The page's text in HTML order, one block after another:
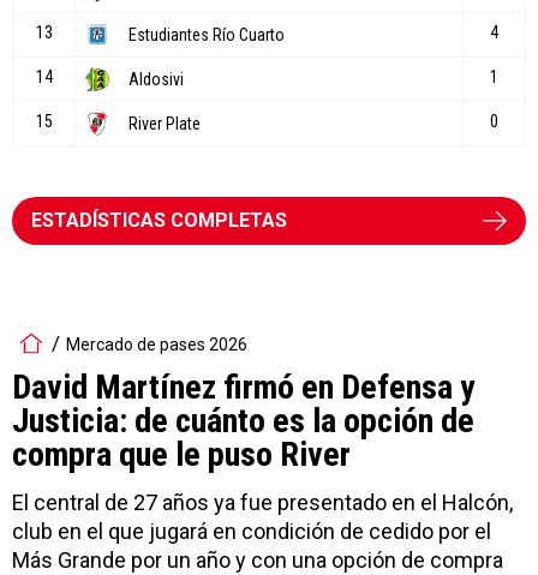
ESTADÍSTICAS COMPLETAS
Mercado de pases 2026
David Martínez firmó en Defensa y
Justicia: de cuánto es la opción de
compra que le puso River
El central de 27 años ya fue presentado en el Halcón,
club en el que jugará en condición de cedido por el
Más Grande por un año y con una opción de compra